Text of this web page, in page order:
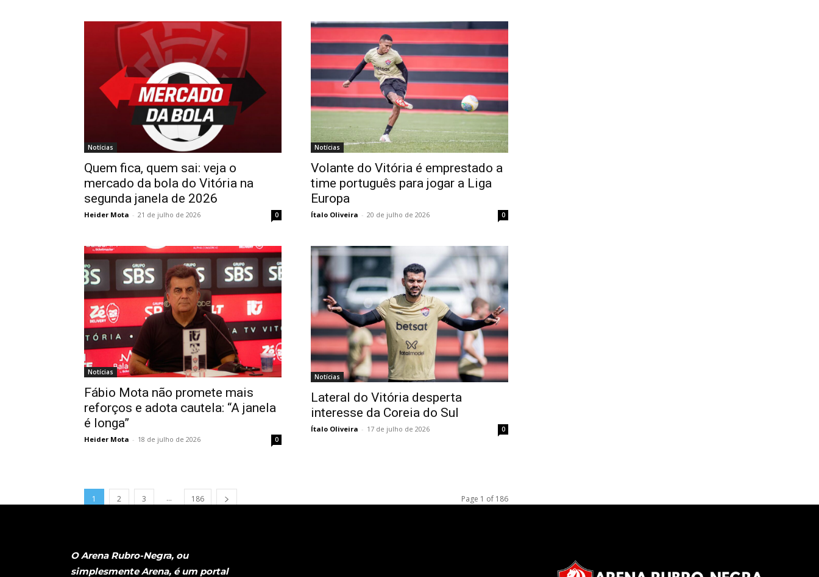
Notícias
Quem fica, quem sai: veja o
mercado da bola do Vitória na
segunda janela de 2026
Heider Mota - 21 de julho de 2026 0
Notícias
Volante do Vitória é emprestado a
time português para jogar a Liga
Europa
Ítalo Oliveira - 20 de julho de 2026 0
Notícias
Fábio Mota não promete mais
reforços e adota cautela: “A janela
é longa”
Heider Mota - 18 de julho de 2026 0
Notícias
Lateral do Vitória desperta
interesse da Coreia do Sul
Ítalo Oliveira - 17 de julho de 2026 0
1 2 3 ... 186 Page 1 of 186
O Arena Rubro-Negra, ou
simplesmente Arena, é um portal